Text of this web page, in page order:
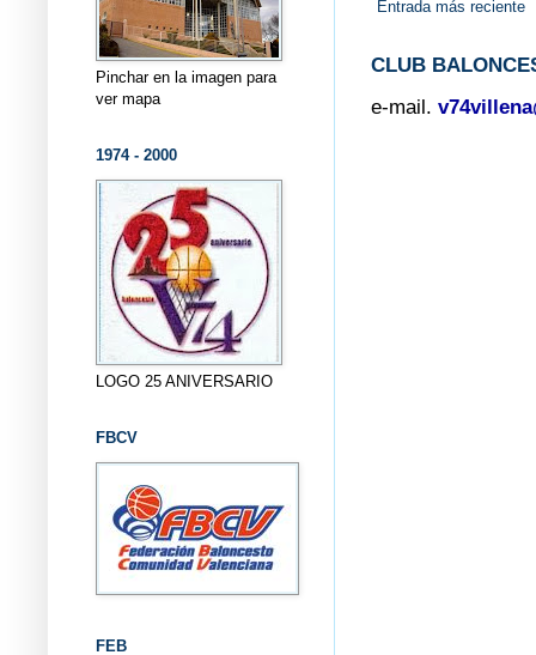
Entrada más reciente
CLUB
e-mail.
Pinchar en la imagen para
ver mapa
1974 - 2000
LOGO 25 ANIVERSARIO
FBCV
FEB